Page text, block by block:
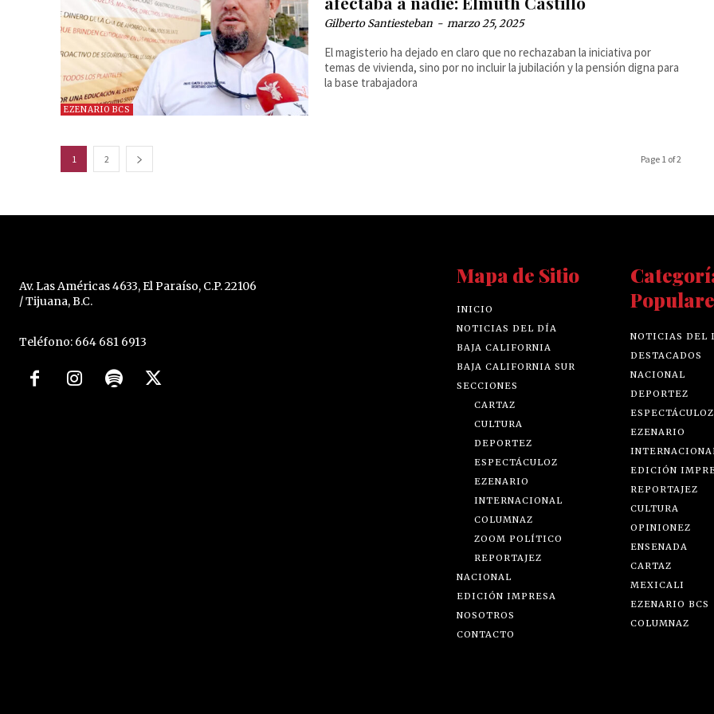
EZENARIO BCS
Gilberto Santiesteban - marzo 25, 2025
El magisterio ha dejado en claro que no rechazaban la iniciativa por
temas de vivienda, sino por no incluir la jubilación y la pensión digna para
la base trabajadora
1 2 Page 1 of 2
Av. Las Américas 4633, El Paraíso, C.P. 22106
/ Tijuana, B.C.
Teléfono: 664 681 6913
Mapa de Sitio
INICIO
NOTICIAS DEL DÍA
BAJA CALIFORNIA
BAJA CALIFORNIA SUR
SECCIONES
CARTAZ
CULTURA
DEPORTEZ
ESPECTÁCULOZ
EZENARIO
INTERNACIONAL
COLUMNAZ
ZOOM POLÍTICO
REPORTAJEZ
NACIONAL
EDICIÓN IMPRESA
NOSOTROS
CONTACTO
NOTICIAS DEL
DESTACADOS
NACIONAL
DEPORTEZ
ESPECTÁCULOZ
EZENARIO
EDICIÓN
REPORTAJEZ
CULTURA
OPINIONEZ
ENSENADA
CARTAZ
MEXICALI
EZENARIO BCS
COLUMNAZ